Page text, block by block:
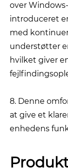
over
introduceret
med
understøtter
hvilket giver
8. Denne
at give et
enhedens